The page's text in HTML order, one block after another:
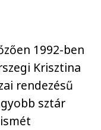
1992-ben
Krisztina
rendezésű
sztár